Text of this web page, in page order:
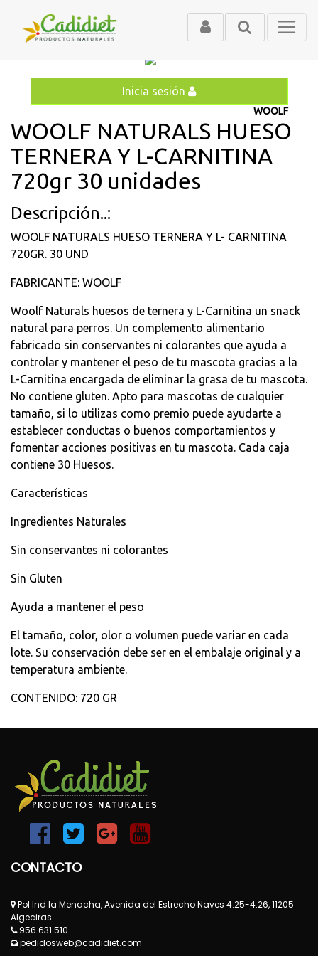
Inicia sesión
WOOLF
WOOLF NATURALS HUESO
TERNERA Y L-CARNITINA
720gr 30 unidades
Descripción..:
WOOLF NATURALS HUESO TERNERA Y L- CARNITINA
720GR. 30 UND
FABRICANTE: WOOLF
Woolf Naturals huesos de ternera y L-Carnitina un snack
natural para perros. Un complemento alimentario
fabricado sin conservantes ni colorantes que ayuda a
controlar y mantener el peso de tu mascota gracias a la
L-Carnitina encargada de eliminar la grasa de tu mascota.
No contiene gluten. Apto para mascotas de cualquier
tamaño, si lo utilizas como premio puede ayudarte a
establecer conductas o buenos comportamientos y
fomentar acciones positivas en tu mascota. Cada caja
contiene 30 Huesos.
Características
Ingredientes Naturales
Sin conservantes ni colorantes
Sin Gluten
Ayuda a mantener el peso
El tamaño, color, olor o volumen puede variar en cada
lote. Su conservación debe ser en el embalaje original y a
temperatura ambiente.
CONTENIDO: 720 GR
CONTACTO
Pol Ind la Menacha, Avenida del Estrecho Naves 4.25-4.26, 11205
Algeciras
956 631 510
pedidosweb@cadidiet.com